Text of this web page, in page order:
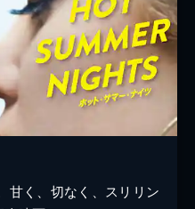
甘く、切なく、スリリン